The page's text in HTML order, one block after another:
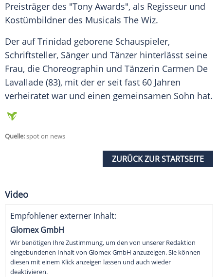
Preisträger des "Tony Awards", als Regisseur und
Kostümbildner des Musicals The Wiz.
Der aufTrinidad geborene Schauspieler,
Schriftsteller, Sänger und Tänzer hinterlässt seine
Frau, die Choreographin und Tänzerin Carmen De
Lavallade (83), mit der er seit fast 60 Jahren
verheiratet war und einen gemeinsamen Sohn hat.
Quelle:spot on news
ZURÜCK ZUR STARTSEITE
Video
Empfohlener externer Inhalt:
Glomex GmbH
Wir benötigen Ihre Zustimmung, um den von unserer Redaktion
eingebundenen Inhalt von Glomex GmbH anzuzeigen. Sie können
diesen mit einem Klick anzeigen lassen und auch wieder
deaktivieren.